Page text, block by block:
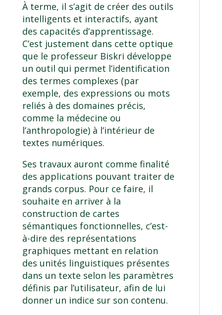
À terme, il s’agit de créer des outils
intelligents et interactifs, ayant
des capacités d’apprentissage.
C’est justement dans cette optique
que le professeur Biskri développe
un outil qui permet l’identification
des termes complexes (par
exemple, des expressions ou mots
reliés à des domaines précis,
comme la médecine ou
l’anthropologie) à l’intérieur de
textes numériques.
Ses travaux auront comme finalité
des applications pouvant traiter de
grands corpus. Pour ce faire, il
souhaite en arriver à la
construction de cartes
sémantiques fonctionnelles, c’est-
à-dire des représentations
graphiques mettant en relation
des unités linguistiques présentes
dans un texte selon les paramètres
définis par l’utilisateur, afin de lui
donner un indice sur son contenu.